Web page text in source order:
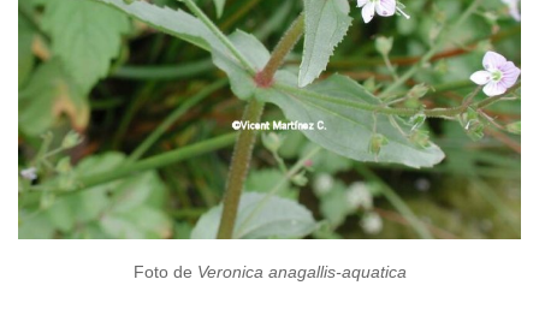
Foto de Veronica anagallis-aquatica